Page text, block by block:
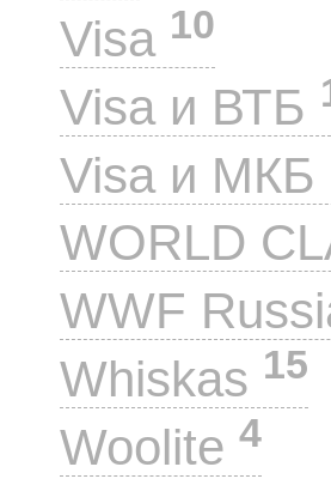
Visa 10
Visa и ВТБ
Visa и МКБ
WORLD
WWF
Whiskas 15
Woolite 4